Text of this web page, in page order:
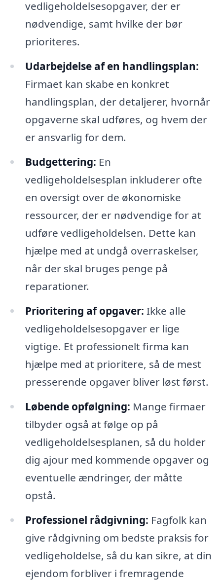
vedligeholdelsesopgaver, der er
nødvendige, samt hvilke der bør
prioriteres.
Udarbejdelse af en handlingsplan:
Firmaet kan skabe en konkret
handlingsplan, der detaljerer, hvornår
opgaverne skal udføres, og hvem der
er ansvarlig for dem.
Budgettering: En
vedligeholdelsesplan inkluderer ofte
en oversigt over de økonomiske
ressourcer, der er nødvendige for at
udføre vedligeholdelsen. Dette kan
hjælpe med at undgå overraskelser,
når der skal bruges penge på
reparationer.
Prioritering af opgaver: Ikke alle
vedligeholdelsesopgaver er lige
vigtige. Et professionelt firma kan
hjælpe med at prioritere, så de mest
presserende opgaver bliver løst først.
Løbende opfølgning: Mange firmaer
tilbyder også at følge op på
vedligeholdelsesplanen, så du holder
dig ajour med kommende opgaver og
eventuelle ændringer, der måtte
opstå.
Professionel rådgivning: Fagfolk kan
give rådgivning om bedste praksis for
vedligeholdelse, så du kan sikre, at din
ejendom forbliver i fremragende